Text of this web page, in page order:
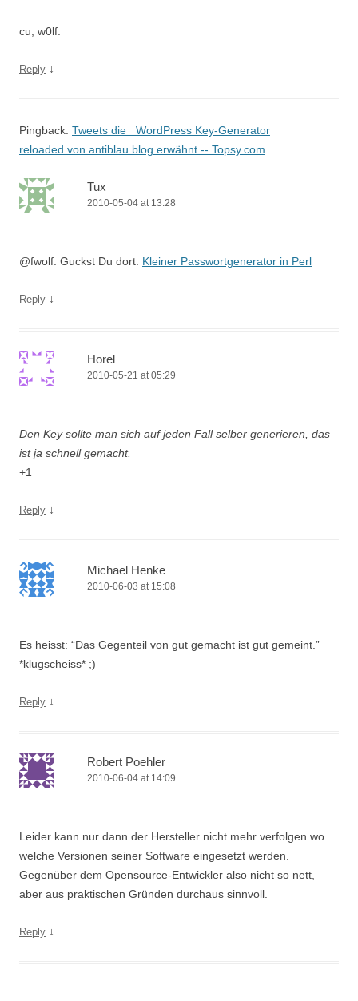
cu, w0lf.
Reply ↓
Pingback: Tweets die WordPress Key-Generator
reloaded von antiblau blog erwähnt -- Topsy.com
Tux
2010-05-04 at 13:28
@fwolf: Guckst Du dort: Kleiner Passwortgenerator in Perl
Reply ↓
Horel
2010-05-21 at 05:29
Den Key sollte man sich auf jeden Fall selber generieren, das
ist ja schnell gemacht.
+1
Reply ↓
Michael Henke
2010-06-03 at 15:08
Es heisst: “Das Gegenteil von gut gemacht ist gut gemeint.”
*klugscheiss* ;)
Reply ↓
Robert Poehler
2010-06-04 at 14:09
Leider kann nur dann der Hersteller nicht mehr verfolgen wo
welche Versionen seiner Software eingesetzt werden.
Gegenüber dem Opensource-Entwickler also nicht so nett,
aber aus praktischen Gründen durchaus sinnvoll.
Reply ↓